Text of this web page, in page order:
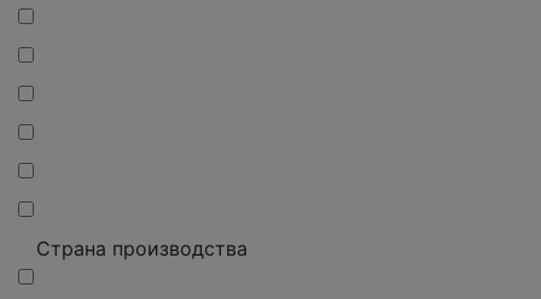
Страна производства